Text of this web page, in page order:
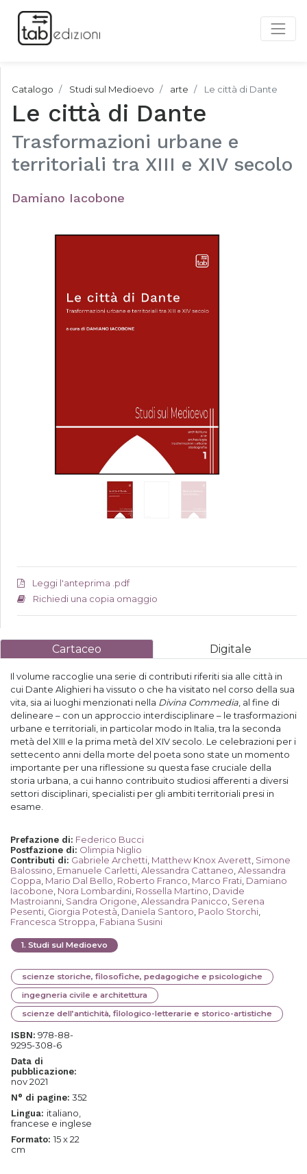
Catalogo Studi sul Medioevo arte Le città di Dante
Le città di Dante
Trasformazioni urbane e
territoriali tra XIII e XIV secolo
Damiano Iacobone
Leggi l'anteprima .pdf
Richiedi una copia omaggio
Cartaceo Digitale
Il volume raccoglie una serie di contributi riferiti sia alle città in
cui Dante Alighieri ha vissuto o che ha visitato nel corso della sua
vita, sia ai luoghi menzionati nella Divina Commedia , al fine di
delineare – con un approccio interdisciplinare – le trasformazioni
urbane e territoriali, in particolar modo in Italia, tra la seconda
metà del XIII e la prima metà del XIV secolo. Le celebrazioni per i
settecento anni della morte del poeta sono state un momento
importante per una riflessione su questa fase cruciale della
storia urbana, a cui hanno contribuito studiosi afferenti a diversi
settori disciplinari, specialisti per gli ambiti territoriali presi in
esame.
Prefazione di: Federico Bucci
Postfazione di: Olimpia Niglio
Contributi di: Gabriele Archetti Matthew Knox Averett Simone
Balossino Emanuele Carletti Alessandra Cattaneo Alessandra
Coppa Mario Dal Bello Roberto Franco Marco Frati Damiano
Iacobone Nora Lombardini Rossella Martino Davide
Mastroianni Sandra Origone Alessandra Panicco Serena
Pesenti Giorgia Potestà Daniela Santoro Paolo Storchi
Francesca Stroppa Fabiana Susini
1. Studi sul Medioevo
scienze storiche, filosofiche, pedagogiche e psicologiche
ingegneria civile e architettura
scienze dell’antichità, filologico-letterarie e storico-artistiche
ISBN: 978-88-
9295-308-6
Data di
pubblicazione:
nov 2021
N° di pagine: 352
Lingua: italiano,
francese e inglese
Formato: 15 x 22
cm